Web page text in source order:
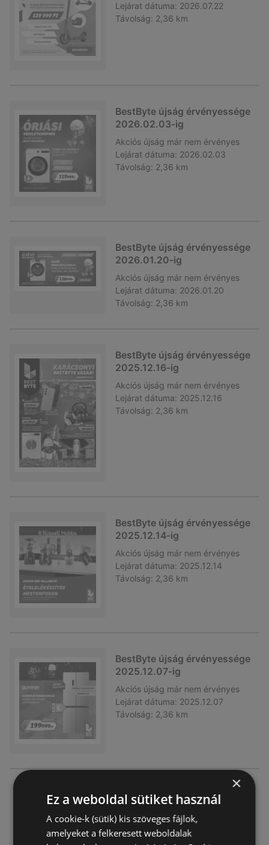
Lejárat dátuma: 2026.07.22
Távolság: 2,36 km
BestByte újság érvényessége
2026.02.03-ig
Akciós újság már nem érvényes
Lejárat dátuma: 2026.02.03
Távolság: 2,36 km
BestByte újság érvényessége
2026.01.20-ig
Akciós újság már nem érvényes
Lejárat dátuma: 2026.01.20
Távolság: 2,36 km
BestByte újság érvényessége
2025.12.16-ig
Akciós újság már nem érvényes
Lejárat dátuma: 2025.12.16
Távolság: 2,36 km
BestByte újság érvényessége
2025.12.14-ig
Akciós újság már nem érvényes
Lejárat dátuma: 2025.12.14
Távolság: 2,36 km
BestByte újság érvényessége
2025.12.07-ig
Akciós újság már nem érvényes
Lejárat dátuma: 2025.12.07
Távolság: 2,36 km
BestByte újság érvényessége
2025.11.30-ig
Akciós újság már nem érvényes
Lejárat dátuma: 2025.11.30
×
Ez a weboldal sütiket használ
A cookie-k (sütik) kis szöveges fájlok,
amelyeket a felkeresett weboldalak